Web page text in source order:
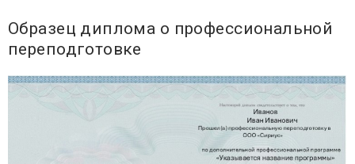
Образец диплома о профессиональной
переподготовке